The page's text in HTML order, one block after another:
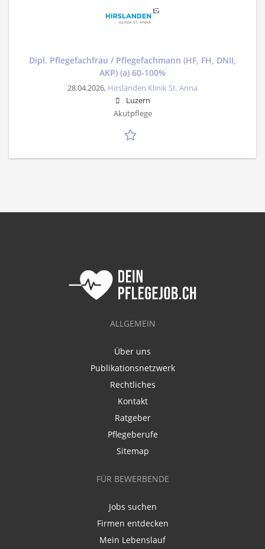
Dipl. Pflegefachfrau / Pflegefachmann (HF, FH, DNII,
AKP) (a) 60-100%
28.04.2026, Hirslanden Klinik St. Anna
Luzern
Akutpflege
ALLGEMEIN
Über uns
Publikationsnetzwerk
Rechtliches
Kontakt
Ratgeber
Pflegeberufe
Sitemap
FÜR BEWERBENDE
Jobs suchen
Firmen entdecken
Mein Lebenslauf